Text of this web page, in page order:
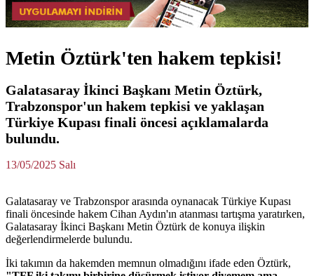
Metin Öztürk'ten hakem tepkisi!
Galatasaray İkinci Başkanı Metin Öztürk,
Trabzonspor'un hakem tepkisi ve yaklaşan
Türkiye Kupası finali öncesi açıklamalarda
bulundu.
13/05/2025 Salı
Galatasaray ve Trabzonspor arasında oynanacak Türkiye Kupası
finali öncesinde hakem Cihan Aydın'ın atanması tartışma yaratırken,
Galatasaray İkinci Başkanı Metin Öztürk de konuya ilişkin
değerlendirmelerde bulundu.
İki takımın da hakemden memnun olmadığını ifade eden Öztürk,